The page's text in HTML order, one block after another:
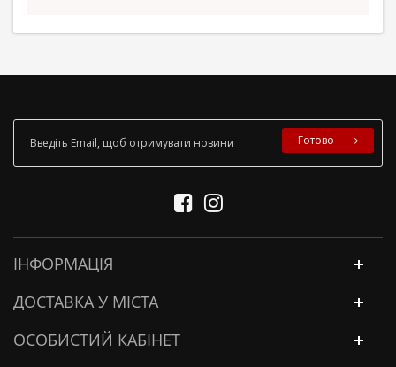
Готово
ІНФОРМАЦІЯ
ДОСТАВКА У МІСТА
ОСОБИСТИЙ КАБІНЕТ